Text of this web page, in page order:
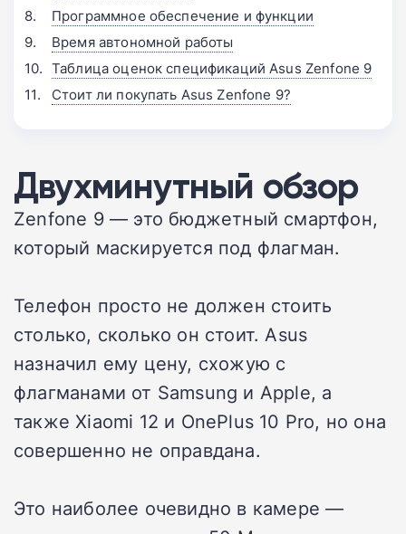
Программное обеспечение и функции
Время автономной работы
Таблица оценок спецификаций Asus Zenfone 9
Стоит ли покупать Asus Zenfone 9?
Двухминутный обзор
Zenfone 9 — это бюджетный смартфон,
который маскируется под флагман.
Телефон просто не должен стоить
столько, сколько он стоит. Asus
назначил ему цену, схожую с
флагманами от Samsung и Apple, а
также Xiaomi 12 и OnePlus 10 Pro, но она
совершенно не оправдана.
Это наиболее очевидно в камере —